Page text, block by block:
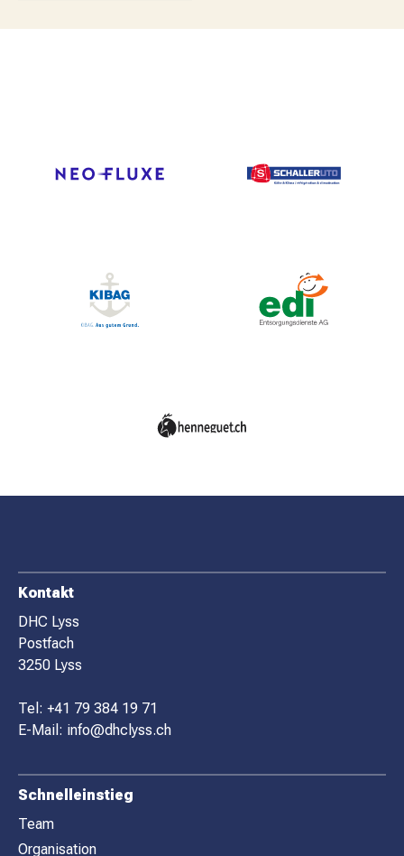
F
O
O
T
E
R
Kontakt
DHC Lyss
Postfach
3250 Lyss
Tel: +41 79 384 19 71
E-Mail: info@dhclyss.ch
Schnelleinstieg
Team
Organisation